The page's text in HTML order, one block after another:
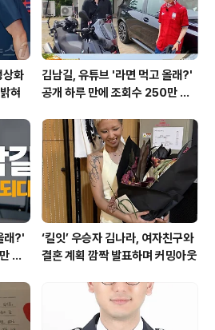
니..
상화
혀
김남길, 유튜브 '라면 먹고 올래?'
공개 하루 만에 조회수 250만 돌
래?'
돌
‘킬잇’ 우승자 김나라, 여자친구와
결혼 계획 깜짝 발표하며 커밍아웃